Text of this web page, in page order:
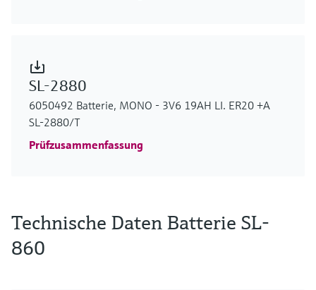
SL-2880
6050492 Batterie, MONO - 3V6 19AH LI. ER20 +A
SL-2880/T
Prüfzusammenfassung
Technische Daten Batterie SL-
860